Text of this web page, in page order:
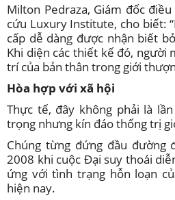
Milton Pedraza, Giám đốc
cứu Luxury Institute, cho biết:
cấp dễ dàng được nhận biết
Khi diện các thiết kế đó, người
trí của bản thân trong giới
Hòa hợp với xã hội
Thực tế, đây không phải là
trọng nhưng kín đáo thống trị
Chúng từng đứng đầu đường
2008 khi cuộc Đại suy thoái
ứng với tình trạng hỗn loạn
hiện nay.